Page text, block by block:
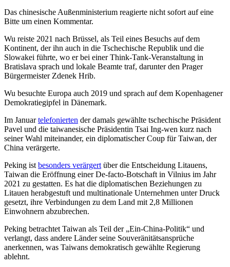
Das chinesische Außenministerium reagierte nicht sofort auf eine
Bitte um einen Kommentar.
Wu reiste 2021 nach Brüssel, als Teil eines Besuchs auf dem
Kontinent, der ihn auch in die Tschechische Republik und die
Slowakei führte, wo er bei einer Think-Tank-Veranstaltung in
Bratislava sprach und lokale Beamte traf, darunter den Prager
Bürgermeister Zdenek Hrib.
Wu besuchte Europa auch 2019 und sprach auf dem Kopenhagener
Demokratiegipfel in Dänemark.
Im Januartelefonierten der damals gewählte tschechische Präsident
Pavel und die taiwanesische Präsidentin Tsai Ing-wen kurz nach
seiner Wahl miteinander, ein diplomatischer Coup für Taiwan, der
China verärgerte.
Peking ist besonders verärgert über die Entscheidung Litauens,
Taiwan die Eröffnung einer De-facto-Botschaft in Vilnius im Jahr
2021 zu gestatten. Es hat die diplomatischen Beziehungen zu
Litauen herabgestuft und multinationale Unternehmen unter Druck
gesetzt, ihre Verbindungen zu dem Land mit 2,8 Millionen
Einwohnern abzubrechen.
Peking betrachtet Taiwan als Teil der „Ein-China-Politik“ und
verlangt, dass andere Länder seine Souveränitätsansprüche
anerkennen, was Taiwans demokratisch gewählte Regierung
ablehnt.